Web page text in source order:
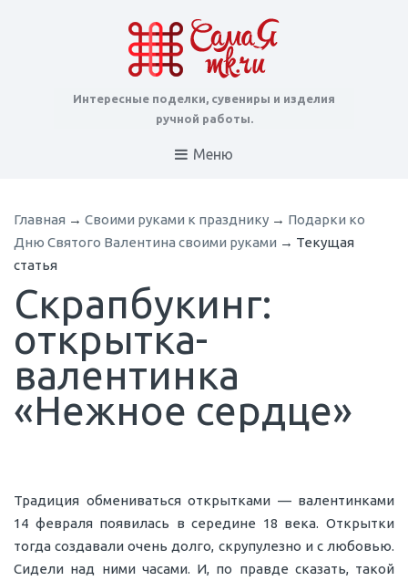
Интересные поделки, сувениры и изделия
ручной работы.
Меню
Главная → Cвоими руками к празднику → Подарки ко
Дню Святого Валентина своими руками → Текущая
статья
Скрапбукинг:
открытка-
валентинка
«Нежное сердце»
Традиция обмениваться открытками — валентинками
14 февраля появилась в середине 18 века. Открытки
тогда создавали очень долго, скрупулезно и с любовью.
Сидели над ними часами. И, по правде сказать, такой